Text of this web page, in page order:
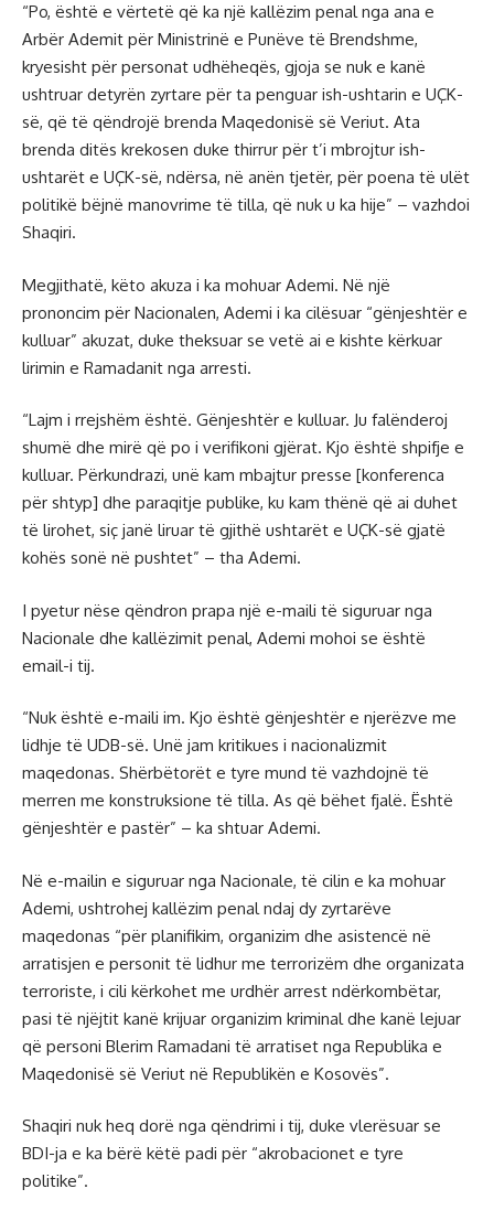
“Po, është e vërtetë që ka një kallëzim penal nga ana e
Arbër Ademit për Ministrinë e Punëve të Brendshme,
kryesisht për personat udhëheqës, gjoja se nuk e kanë
ushtruar detyrën zyrtare për ta penguar ish-ushtarin e UÇK-
së, që të qëndrojë brenda Maqedonisë së Veriut. Ata
brenda ditës krekosen duke thirrur për t’i mbrojtur ish-
ushtarët e UÇK-së, ndërsa, në anën tjetër, për poena të ulët
politikë bëjnë manovrime të tilla, që nuk u ka hije” – vazhdoi
Shaqiri.
Megjithatë, këto akuza i ka mohuar Ademi. Në një
prononcim për Nacionalen, Ademi i ka cilësuar “gënjeshtër e
kulluar” akuzat, duke theksuar se vetë ai e kishte kërkuar
lirimin e Ramadanit nga arresti.
“Lajm i rrejshëm është. Gënjeshtër e kulluar. Ju falënderoj
shumë dhe mirë që po i verifikoni gjërat. Kjo është shpifje e
kulluar. Përkundrazi, unë kam mbajtur presse [konferenca
për shtyp] dhe paraqitje publike, ku kam thënë që ai duhet
të lirohet, siç janë liruar të gjithë ushtarët e UÇK-së gjatë
kohës sonë në pushtet” – tha Ademi.
I pyetur nëse qëndron prapa një e-maili të siguruar nga
Nacionale dhe kallëzimit penal, Ademi mohoi se është
email-i tij.
“Nuk është e-maili im. Kjo është gënjeshtër e njerëzve me
lidhje të UDB-së. Unë jam kritikues i nacionalizmit
maqedonas. Shërbëtorët e tyre mund të vazhdojnë të
merren me konstruksione të tilla. As që bëhet fjalë. Është
gënjeshtër e pastër” – ka shtuar Ademi.
Në e-mailin e siguruar nga Nacionale, të cilin e ka mohuar
Ademi, ushtrohej kallëzim penal ndaj dy zyrtarëve
maqedonas “për planifikim, organizim dhe asistencë në
arratisjen e personit të lidhur me terrorizëm dhe organizata
terroriste, i cili kërkohet me urdhër arrest ndërkombëtar,
pasi të njëjtit kanë krijuar organizim kriminal dhe kanë lejuar
që personi Blerim Ramadani të arratiset nga Republika e
Maqedonisë së Veriut në Republikën e Kosovës”.
Shaqiri nuk heq dorë nga qëndrimi i tij, duke vlerësuar se
BDI-ja e ka bërë këtë padi për “akrobacionet e tyre
politike”.